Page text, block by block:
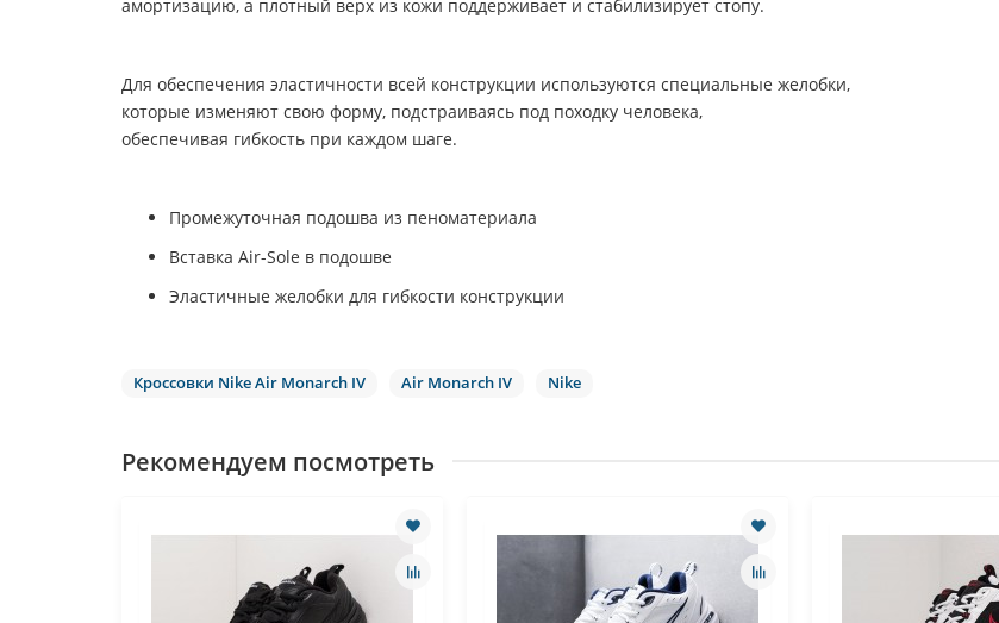
амортизацию, а плотный верх из кожи поддерживает и стабилизирует стопу.
Для обеспечения эластичности всей конструкции используются специальные желобки,
которые изменяют свою форму, подстраиваясь под походку человека,
обеспечивая гибкость при каждом шаге.
Промежуточная подошва из пеноматериала
Вставка Air-Sole в подошве
Эластичные желобки для гибкости конструкции
Кроссовки Nike Air Monarch IV Air Monarch IV Nike
Рекомендуем посмотреть